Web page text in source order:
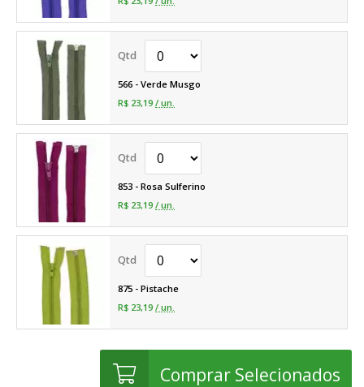
566 - Verde Musgo
R$ 23,19 / un.
853 - Rosa Sulferino
R$ 23,19 / un.
875 - Pistache
R$ 23,19 / un.
Comprar Selecionados